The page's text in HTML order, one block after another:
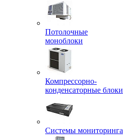
Потолочные
моноблоки
Компрессорно-
конденсаторные блоки
Системы мониторинга